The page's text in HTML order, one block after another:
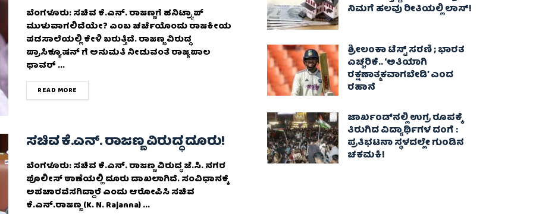
ಬೆಂಗಳೂರು: ಸಚಿವ ಕೆ.ಎನ್. ರಾಜಣ್ಣಗೆ ಹನಿಟ್ರ್ಯಾಪ್
ಮುಳುವಾಗಲಿದೆಯೇ? ಎಂಬ ಚರ್ಚೆಯೊಂದು ರಾಜಕೀಯ
ಪಡಸಾಲೆಯಲ್ಲಿ ಕೇಳಿ ಬರುತ್ತಿದೆ. ರಾಜಣ್ಣ ವಿರುದ್ಧ
ಪ್ರಾಸಿಕ್ಯೂಷನ್ ಗೆ ಅನುಮತಿ ನೀಡುವಂತೆ ರಾಜ್ಯಪಾಲ
ಥಾವರ್ ...
READ MORE
ಸಚಿವ ಕೆ.ಎನ್. ರಾಜಣ್ಣ ವಿರುದ್ಧ ದೂರು!
ಬೆಂಗಳೂರು: ಸಚಿವ ಕೆ.ಎನ್. ರಾಜಣ್ಣ ವಿರುದ್ಧ ಜೆ.ಸಿ. ನಗರ
ಪೊಲೀಸ್ ಠಾಣೆಯಲ್ಲಿ ದೂರು ದಾಖಲಾಗಿದೆ. ಸಂವಿಧಾನಕ್ಕೆ
ಅಪಚಾರವೆಸಗಿದ್ದಾರೆ ಎಂದು ಆರೋಪಿಸಿ ಸಚಿವ
ಕೆ.ಎನ್.ರಾಜಣ್ಣ (K. N. Rajanna) ...
ನಿಮಗೆ ಹಲವು ರೀತಿಯಲ್ಲಿ ಲಾಸ್!
ಶ್ರೀಲಂಕಾ ಟೆಸ್ಟ್ ಸರಣಿ ; ಭಾರತ
ಎಚ್ಚರಿಕೆ.. ‘ಅತಿಯಾಗಿ
ರಕ್ಷಣಾತ್ಮಕವಾಗಬೇಡಿ’ ಎಂದ
ರಹಾನೆ
ಜಾರ್ಖಂಡ್‌ನಲ್ಲಿ ಉಗ್ರ ರೂಪಕ್ಕೆ
ತಿರುಗಿದ ವಿದ್ಯಾರ್ಥಿಗಳ ದಂಗೆ :
ಪ್ರತಿಭಟನಾ ಸ್ಥಳದಲ್ಲೇ ಗುಂಡಿನ
ಚಕಮಕಿ!